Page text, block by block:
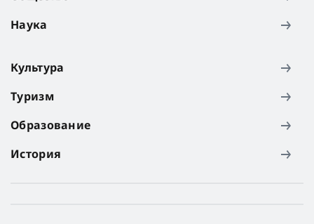
Наука
Культура
Туризм
Образование
История